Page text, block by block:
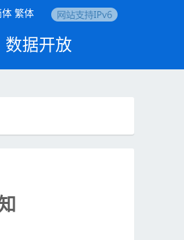
数据开放
体 繁体